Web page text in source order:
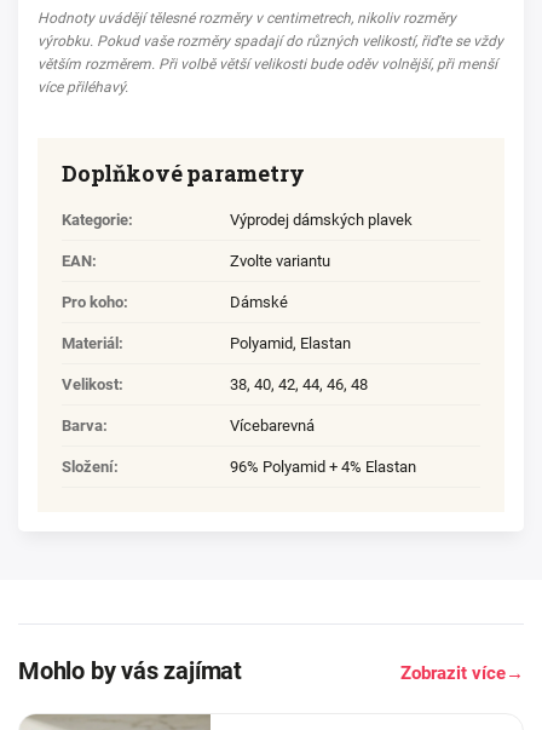
Hodnoty uvádějí tělesné rozměry v centimetrech, nikoliv rozměry
výrobku. Pokud vaše rozměry spadají do různých velikostí, řiďte se vždy
větším rozměrem. Při volbě větší velikosti bude oděv volnější, při menší
více přiléhavý.
Doplňkové parametry
Kategorie: Výprodej dámských plavek
EAN: Zvolte variantu
Pro koho: Dámské
Materiál : Polyamid, Elastan
Velikost: 38, 40, 42, 44, 46, 48
Barva: Vícebarevná
Složení: 96% Polyamid + 4% Elastan
Mohlo by vás zajímat Zobrazit více→